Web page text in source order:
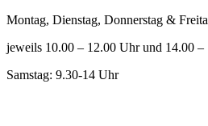
Montag, Dienstag, Donnerstag &
jeweils 10.00 – 12.00 Uhr und 14.00 –
Samstag: 9.30-14 Uhr